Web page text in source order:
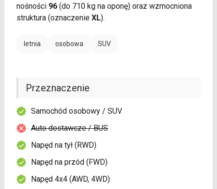
nośności 96(do 710 kg na oponę) oraz wzmocniona
struktura (oznaczenie XL).
letnia osobowa SUV
Przeznaczenie
Samochód osobowy / SUV
Auto dostawcze / BUS
Napęd na tył (RWD)
Napęd na przód (FWD)
Napęd 4x4 (AWD, 4WD)